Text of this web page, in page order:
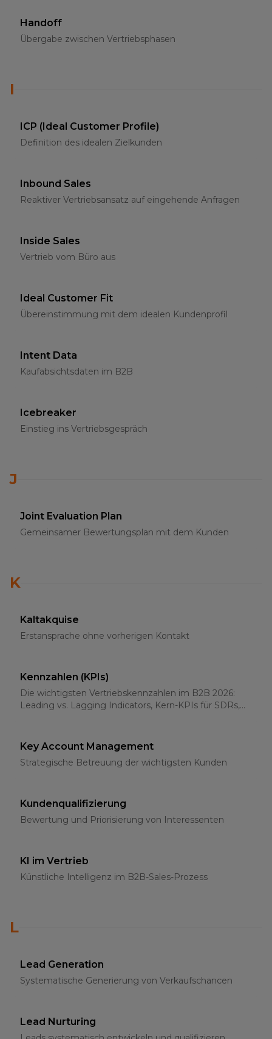
Handoff
Übergabe zwischen Vertriebsphasen
I
ICP (Ideal Customer Profile)
Definition des idealen Zielkunden
Inbound Sales
Reaktiver Vertriebsansatz auf eingehende Anfragen
Inside Sales
Vertrieb vom Büro aus
Ideal Customer Fit
Übereinstimmung mit dem idealen Kundenprofil
Intent Data
Kaufabsichtsdaten im B2B
Icebreaker
Einstieg ins Vertriebsgespräch
J
Joint Evaluation Plan
Gemeinsamer Bewertungsplan mit dem Kunden
K
Kaltakquise
Erstansprache ohne vorherigen Kontakt
Kennzahlen (KPIs)
Die wichtigsten Vertriebskennzahlen im B2B 2026:
Leading vs. Lagging Indicators, Kern-KPIs für SDRs,
Key Account Management
Strategische Betreuung der wichtigsten Kunden
Kundenqualifizierung
Bewertung und Priorisierung von Interessenten
KI im Vertrieb
Künstliche Intelligenz im B2B-Sales-Prozess
L
Lead Generation
Systematische Generierung von Verkaufschancen
Lead Nurturing